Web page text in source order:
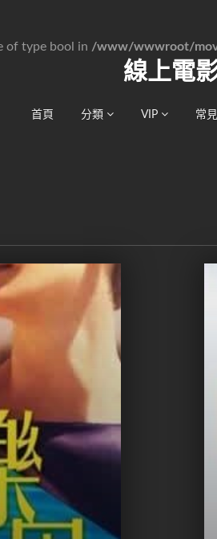
of type bool in /www/wwwroot/
線上電
首頁 分類 VIP 常